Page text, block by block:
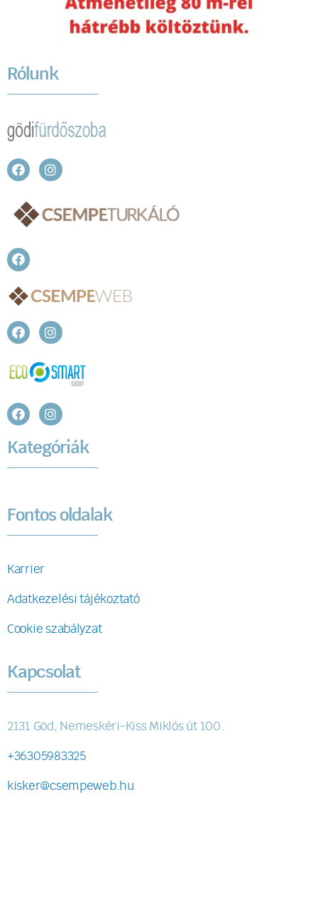
Rólunk
Kategóriák
Fontos oldalak
Karrier
Adatkezelési tájékoztató
Cookie szabályzat
Kapcsolat
2131 Göd, Nemeskéri-Kiss Miklós út 100.
+36305983325
kisker@csempeweb.hu